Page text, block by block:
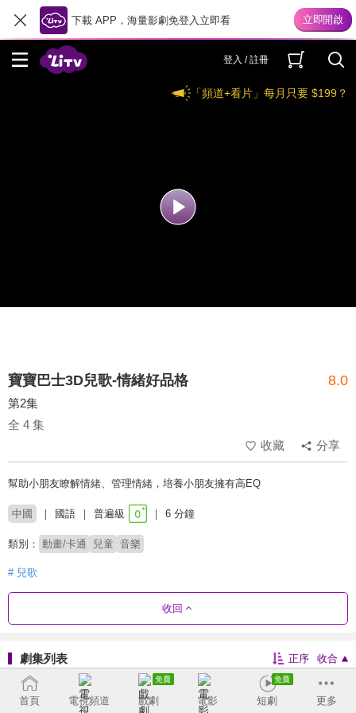
下載 APP，海量影劇免登入立即看
登入 / 註冊
「頻道+看片」每月只要 $199？
寶寶巴士3D兒歌-情緒好品格 8.0
第2集
全 4 集
收藏
分享
幫助小朋友瞭解情緒、管理情緒，培養小朋友擁有高EQ
中國 國語 普遍級 6 分鐘
類別： 動畫/卡通 兒童 音樂
# 兒歌
收回
劇集列表 正序 收合
交通工具篇 美食篇 健康防護 美食小當家
首頁 電視頻道 戲劇 電影 短劇 更多